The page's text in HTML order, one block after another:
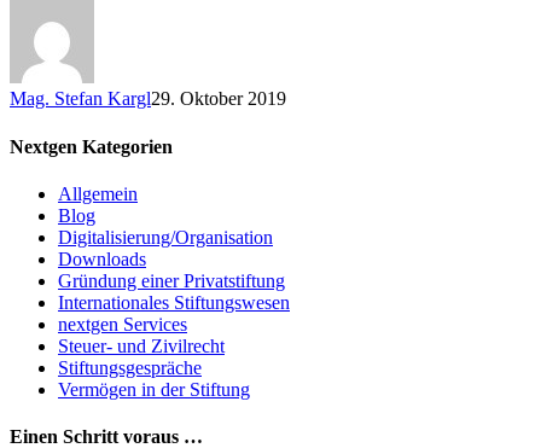
Mag. Stefan Kargl29. Oktober 2019
Nextgen Kategorien
Allgemein
Blog
Digitalisierung/Organisation
Downloads
Gründung einer Privatstiftung
Internationales Stiftungswesen
nextgen Services
Steuer- und Zivilrecht
Stiftungsgespräche
Vermögen in der Stiftung
Einen Schritt voraus …